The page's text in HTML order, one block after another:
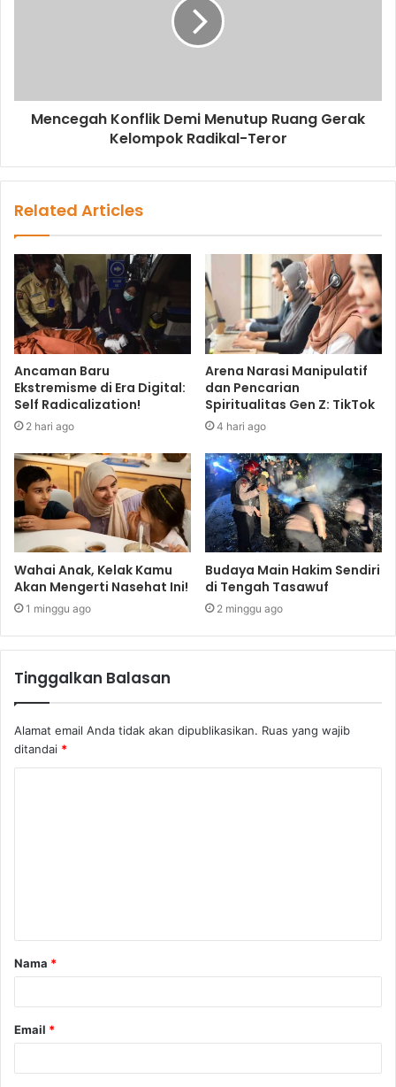
Mencegah Konflik Demi Menutup Ruang Gerak
Kelompok Radikal-Teror
Related Articles
Ancaman Baru
Ekstremisme di Era Digital:
Self Radicalization!
2 hari ago
Arena Narasi Manipulatif
dan Pencarian
Spiritualitas Gen Z: TikTok
4 hari ago
Wahai Anak, Kelak Kamu
Akan Mengerti Nasehat Ini!
1 minggu ago
Budaya Main Hakim Sendiri
di Tengah Tasawuf
2 minggu ago
Tinggalkan Balasan
Alamat email Anda tidak akan dipublikasikan. Ruas yang wajib
ditandai *
a
r
Nama *
Email *